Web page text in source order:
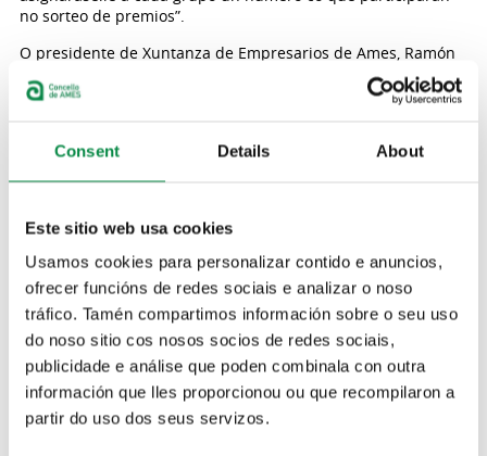
Consent Details About
Este sitio web usa cookies
Usamos cookies para personalizar contido e anuncios,
ofrecer funcións de redes sociais e analizar o noso
tráfico. Tamén compartimos información sobre o seu uso
do noso sitio cos nosos socios de redes sociais,
publicidade e análise que poden combinala con outra
información que lles proporcionou ou que recompilaron a
partir do uso dos seus servizos.
no sorteo de premios”.
O presidente de Xuntanza de Empresarios de Ames, Ramón
Cordido, destacou “esta iniciativa pareceunos unha idea moi
orixinal o ano pasado e nal cal houbo unha gran
segundo premio son tres vales de 300 euros, para canxear
por produtos de electrónica, mentres que o terceiro premio
comercio local. Animamos a participar a toda a xuventude. É
unha idea moi orixinal que achega á mocidade a coñecer o
seu concello”.
Proceso de inscrición
Para participar non é necesario residir nin estar
empadroado en Ames. O prazo para inscribirse e participar
é do 15 ao 27 de novembro. Trátase dun reto por equipos,
que deberán estar formados por 3 mozos/as entre os 14 e os
30 anos. Unha vez finalizado o proceso de rexistro enviarase
por correo electrónico unha autorización paterna (só en caso